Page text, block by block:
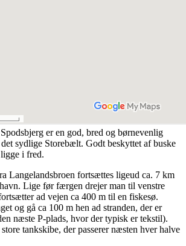
er en god, bred og børnevenlig
sydlige Storebælt. Godt beskyttet af buske
i fred.
Langelandsbroen fortsættes ligeud ca. 7 km
Lige før færgen drejer man til venstre
ad vejen ca 400 m til en fiskesø.
og gå ca 100 m hen ad stranden, der er
næste P-plads, hvor der typisk er tekstil).
tankskibe, der passerer næsten hver halve